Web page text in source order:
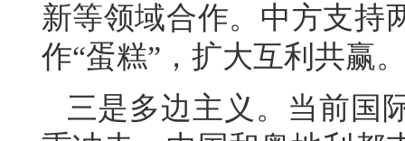
新等领域合作。中方支持
作“蛋糕”，扩大互利共赢
三是多边主义。当前国